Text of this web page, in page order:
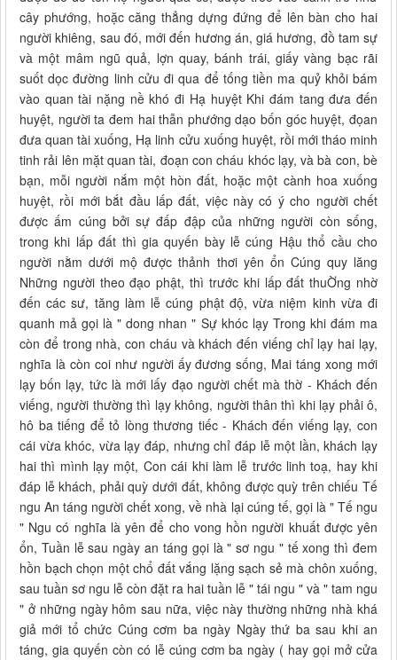
cây phướng, hoặc căng thẳng dựng đứng để lên bàn cho hai
người khiêng, sau đó, mới đến hương án, giá hương, đồ tam sự
và một mâm ngũ quả, lợn quay, bánh trái, giấy vàng bạc rãi
suốt dọc đường linh cửu đi qua để tống tiền ma quỷ khỏi bám
vào quan tài nặng nề khó đi Hạ huyệt Khi đám tang đưa đến
huyệt, người ta đem hai thẫn phướng dạo bốn góc huyệt, đọan
đưa quan tài xuống, Hạ linh cửu xuống huyệt, rồi mới tháo minh
tinh rải lên mặt quan tài, đoạn con cháu khóc lạy, và bà con, bè
bạn, mỗi người nắm một hòn đất, hoặc một cành hoa xuống
huyệt, rồi mới bắt đầu lấp đất, việc này có ý cho người chết
được ấm cúng bởi sự đấp đập của những người còn sống,
trong khi lấp đất thì gia quyến bày lễ cúng Hậu thổ cầu cho
người nằm dưới mộ được thảnh thơi yên ổn Cúng quy lăng
Những người theo đạo phật, thì trước khi lấp đất thuỜng nhờ
đến các sư, tăng làm lễ cúng phật độ, vừa niệm kinh vừa đi
quanh mả gọi là " dong nhan " Sự khóc lạy Trong khi đám ma
còn để trong nhà, con cháu và khách đến viếng chỉ lạy hai lạy,
nghĩa là còn coi như người ấy đương sống, Mai táng xong mới
lạy bốn lạy, tức là mới lấy đạo người chết mà thờ - Khách đến
viếng, người thường thì lạy không, người thân thì khi lạy phải ô,
hô ba tiếng để tỏ lòng thương tiếc - Khách đến viếng lạy, con
cái vừa khóc, vừa lạy đáp, nhưng chỉ đáp lễ một lần, khách lạy
hai thì mình lạy một, Con cái khi làm lễ trước linh toạ, hay khi
đáp lễ khách, phải quỳ dưới đất, không được quỳ trên chiếu Tế
ngu An táng người chết xong, về nhà lại cúng tế, gọi là " Tế ngu
" Ngu có nghĩa là yên để cho vong hồn người khuất được yên
ổn, Tuần lễ sau ngày an táng gọi là " sơ ngu " tế xong thì đem
hồn bạch chọn một chổ đất vắng lặng sạch sẻ mà chôn xuống,
sau tuần sơ ngu lễ còn đặt ra hai tuần lễ " tái ngu " và " tam ngu
" ở những ngày hôm sau nữa, việc này thường những nhà khá
giả mới tổ chức Cúng cơm ba ngày Ngày thứ ba sau khi an
táng, gia quyến còn có lễ cúng cơm ba ngày ( hay gọi mở cửa